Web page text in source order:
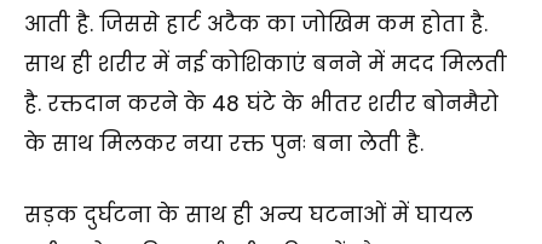
आती है. जिससे हार्ट अटैक का जोखिम कम होता है.
साथ ही शरीर में नई कोशिकाएं बनने में मदद मिलती
है. रक्तदान करने के 48 घंटे के भीतर शरीर बोनमैरो
के साथ मिलकर नया रक्त पुनः बना लेती है.
सड़क दुर्घटना के साथ ही अन्य घटनाओं में घायल